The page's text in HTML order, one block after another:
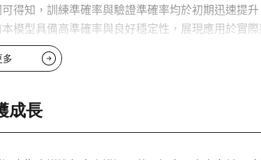
與社會影響
發的過程中，我們必須同時考量多個重要面向，包
健康的關注與投入。為了達成此一目標，我們的
這個專案旨在為使用者提供一個友善的介面，讓
行鼾聲位置的追蹤，進而協助手術醫療。最後，
地瞭解自己的身體狀況。
得知，訓練準確率與驗證準確率均於初期迅速提
模型具備高準確率與良好穩定性，展現應用於實
入點應該具有高度的醫療價值，未來若能在數據
多
成長